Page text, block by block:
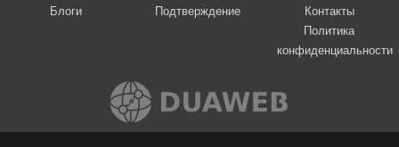
Блоги
Подтверждение
Контакты
Политика
конфиденциальности